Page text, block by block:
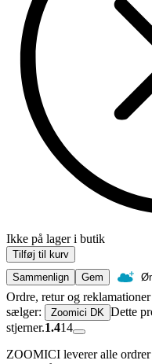
Ikke på lager i butik
Tilføj til kurv
Sammenlign
Gem
Ordre, retur og
sælger:
Zoomici DK Dette
stjerner.1.414
ZOOMICI leverer alle ordrer